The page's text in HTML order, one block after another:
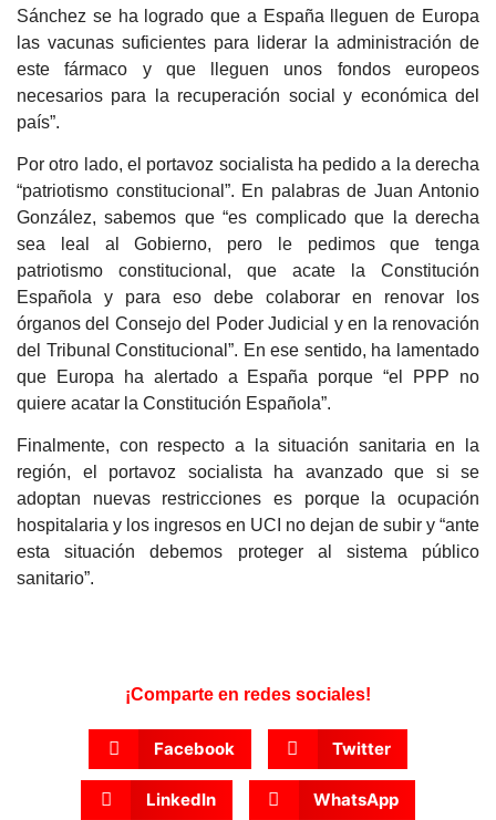
Sánchez se ha logrado que a España lleguen de Europa
las vacunas suficientes para liderar la administración de
este fármaco y que lleguen unos fondos europeos
necesarios para la recuperación social y económica del
país”.
Por otro lado, el portavoz socialista ha pedido a la derecha
“patriotismo constitucional”. En palabras de Juan Antonio
González, sabemos que “es complicado que la derecha
sea leal al Gobierno, pero le pedimos que tenga
patriotismo constitucional, que acate la Constitución
Española y para eso debe colaborar en renovar los
órganos del Consejo del Poder Judicial y en la renovación
del Tribunal Constitucional”. En ese sentido, ha lamentado
que Europa ha alertado a España porque “el PPP no
quiere acatar la Constitución Española”.
Finalmente, con respecto a la situación sanitaria en la
región, el portavoz socialista ha avanzado que si se
adoptan nuevas restricciones es porque la ocupación
hospitalaria y los ingresos en UCI no dejan de subir y “ante
esta situación debemos proteger al sistema público
sanitario”.
¡Comparte en redes sociales!
Facebook Twitter
LinkedIn WhatsApp